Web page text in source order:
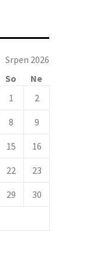
Srpen 2026
So
Ne
1
2
8 9
15 16
22 23
29 30